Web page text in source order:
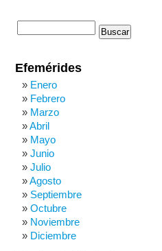
Efemérides
Enero
Febrero
Marzo
Abril
Mayo
Junio
Julio
Agosto
Septiembre
Octubre
Noviembre
Diciembre